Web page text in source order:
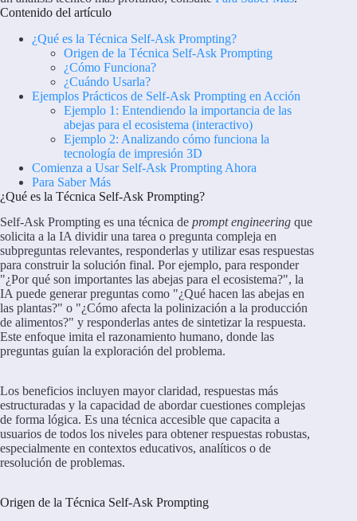
Contenido del artículo
¿Qué es la Técnica Self-Ask Prompting?
Origen de la Técnica Self-Ask Prompting
¿Cómo Funciona?
¿Cuándo Usarla?
Ejemplos Prácticos de Self-Ask Prompting en Acción
Ejemplo 1: Entendiendo la importancia de las
abejas para el ecosistema (interactivo)
Ejemplo 2: Analizando cómo funciona la
tecnología de impresión 3D
Comienza a Usar Self-Ask Prompting Ahora
Para Saber Más
¿Qué es la Técnica Self-Ask Prompting?
Self-Ask Prompting es una técnica de prompt engineering que
solicita a la IA dividir una tarea o pregunta compleja en
subpreguntas relevantes, responderlas y utilizar esas respuestas
para construir la solución final. Por ejemplo, para responder
"¿Por qué son importantes las abejas para el ecosistema?", la
IA puede generar preguntas como "¿Qué hacen las abejas en
las plantas?" o "¿Cómo afecta la polinización a la producción
de alimentos?" y responderlas antes de sintetizar la respuesta.
Este enfoque imita el razonamiento humano, donde las
preguntas guían la exploración del problema.
Los beneficios incluyen mayor claridad, respuestas más
estructuradas y la capacidad de abordar cuestiones complejas
de forma lógica. Es una técnica accesible que capacita a
usuarios de todos los niveles para obtener respuestas robustas,
especialmente en contextos educativos, analíticos o de
resolución de problemas.
Origen de la Técnica Self-Ask Prompting